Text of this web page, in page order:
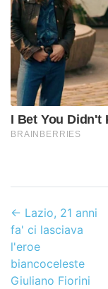
← Lazio, 21 anni
fa' ci lasciava
l'eroe
biancoceleste
Giuliano Fiorini